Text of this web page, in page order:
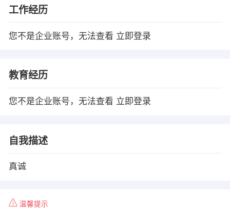
工作经历
您不是企业账号，无法查看 立即登录
教育经历
您不是企业账号，无法查看 立即登录
自我描述
真诚
温馨提示